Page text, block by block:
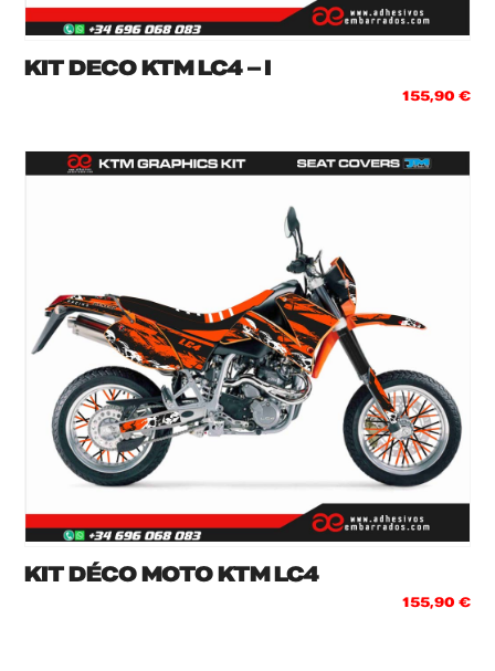
KIT DECO KTM LC4 – I
155,90 €
KIT DÉCO MOTO KTM LC4
155,90 €